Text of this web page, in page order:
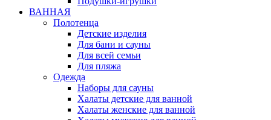
ВАННАЯ
Полотенца
Детские изделия
Для бани и сауны
Для всей семьи
Для пляжа
Одежда
Наборы для сауны
Халаты детские для ванной
Халаты женские для ванной